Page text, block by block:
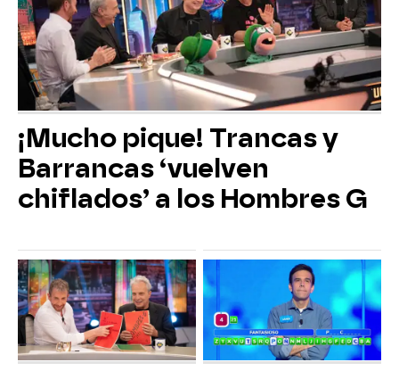
¡Mucho pique! Trancas y
Barrancas ‘vuelven
chiflados’ a los Hombres G